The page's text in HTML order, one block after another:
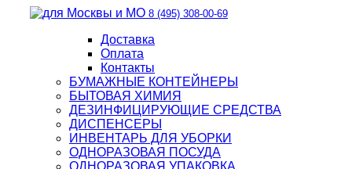
8 (495) 308-00-69
Доставка
Оплата
Контакты
БУМАЖНЫЕ КОНТЕЙНЕРЫ
БЫТОВАЯ ХИМИЯ
ДЕЗИНФИЦИРУЮЩИЕ СРЕДСТВА
ДИСПЕНСЕРЫ
ИНВЕНТАРЬ ДЛЯ УБОРКИ
ОДНОРАЗОВАЯ ПОСУДА
ОДНОРАЗОВАЯ УПАКОВКА